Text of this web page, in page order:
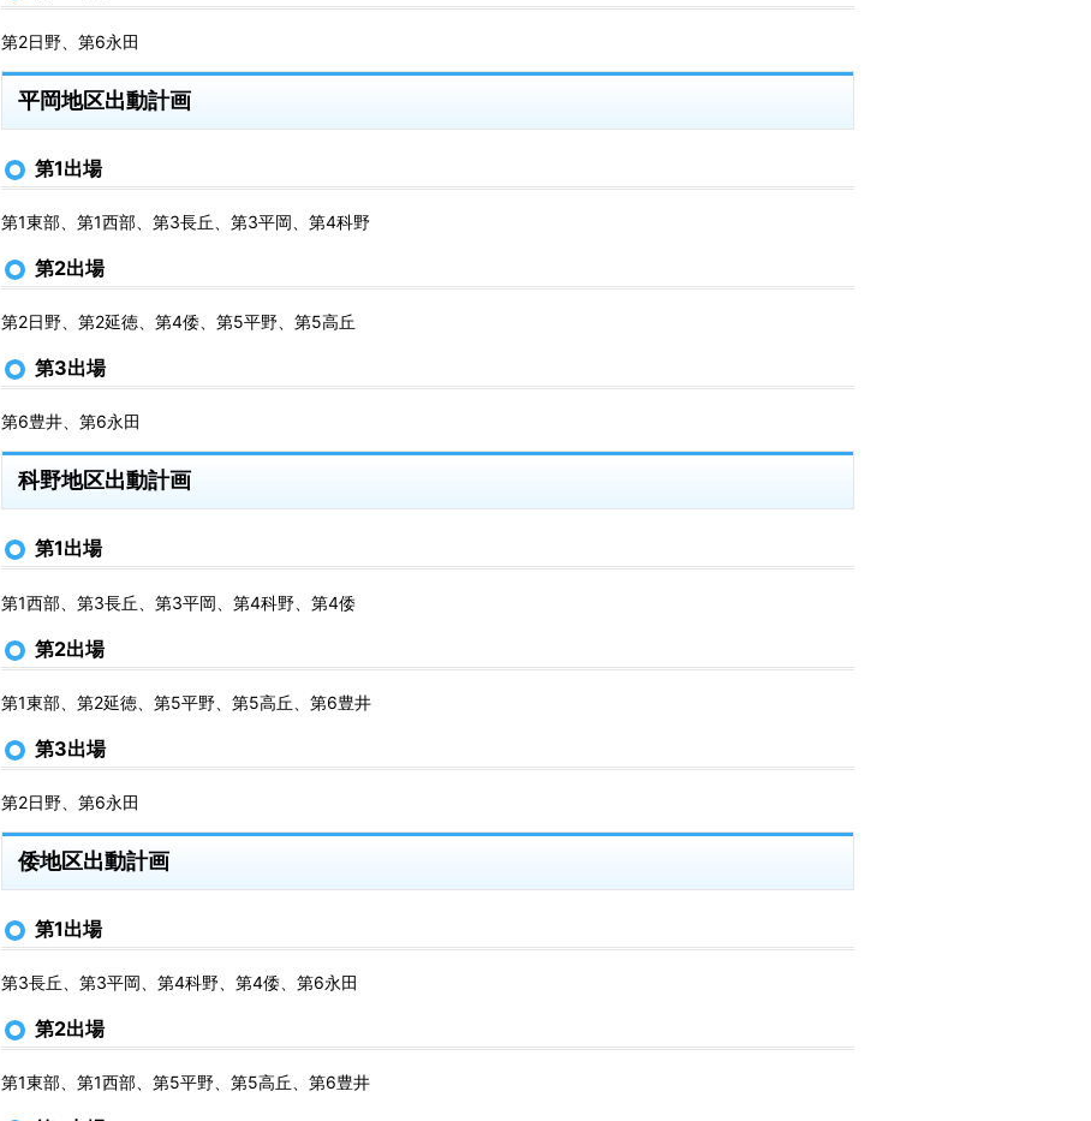
第2日野、第6永田
平岡地区出動計画
第1出場
第1東部、第1西部、第3長丘、第3平岡、第4科野
第2出場
第2日野、第2延徳、第4倭、第5平野、第5高丘
第3出場
第6豊井、第6永田
科野地区出動計画
第1出場
第1西部、第3長丘、第3平岡、第4科野、第4倭
第2出場
第1東部、第2延徳、第5平野、第5高丘、第6豊井
第3出場
第2日野、第6永田
倭地区出動計画
第1出場
第3長丘、第3平岡、第4科野、第4倭、第6永田
第2出場
第1東部、第1西部、第5平野、第5高丘、第6豊井